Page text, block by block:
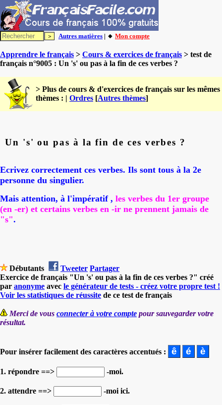
Autres matières | 🔸 Mon compte
Apprendre le français > Cours & exercices de français > test de
français n°9005 : Un 's' ou pas à la fin de ces verbes ?
> Plus de cours & d'exercices de français sur les mêmes
thèmes : | Ordres [Autres thèmes]
Un 's' ou pas à la fin de ces verbes ?
Ecrivez correctement ces verbes. Ils sont tous à la 2e
personne du singulier.
Mais attention, à l'impératif , les verbes du 1er groupe
(en -er) et certains verbes en -ir ne prennent jamais de
"s".
Débutants Tweeter Partager
Exercice de français "Un 's' ou pas à la fin de ces verbes ?" créé
par anonyme avec le générateur de tests - créez votre propre test !
Voir les statistiques de réussite de ce test de français
Merci de vous connecter à votre compte pour sauvegarder votre
résultat.
Pour insérer facilement des caractères accentués :
1. répondre ==> -moi.
2. attendre ==> -moi ici.